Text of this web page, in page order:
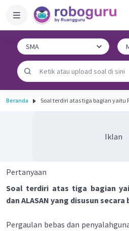
Beranda Soal terdiri atas tiga bagian yaitu
Iklan
Pertanyaan
Soal terdiri atas tiga bagian
dan ALASAN yang disusun
Pergaulan bebas dan